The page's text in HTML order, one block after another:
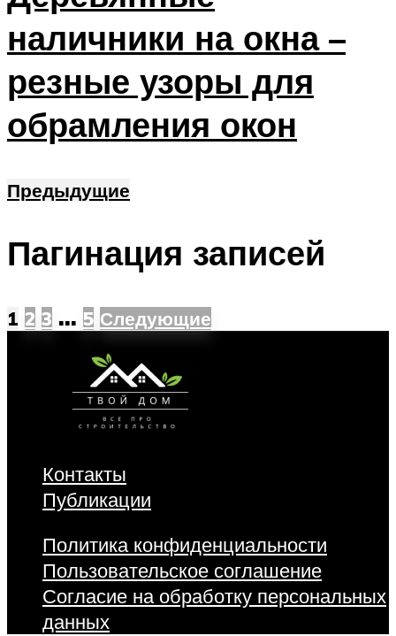
наличники на окна –
резные узоры для
обрамления окон
Предыдущие
Пагинация записей
1 2 3 … 5 Следующие
Контакты
Публикации
Политика конфиденциальности
Пользовательское соглашение
Согласие на обработку персональных
данных